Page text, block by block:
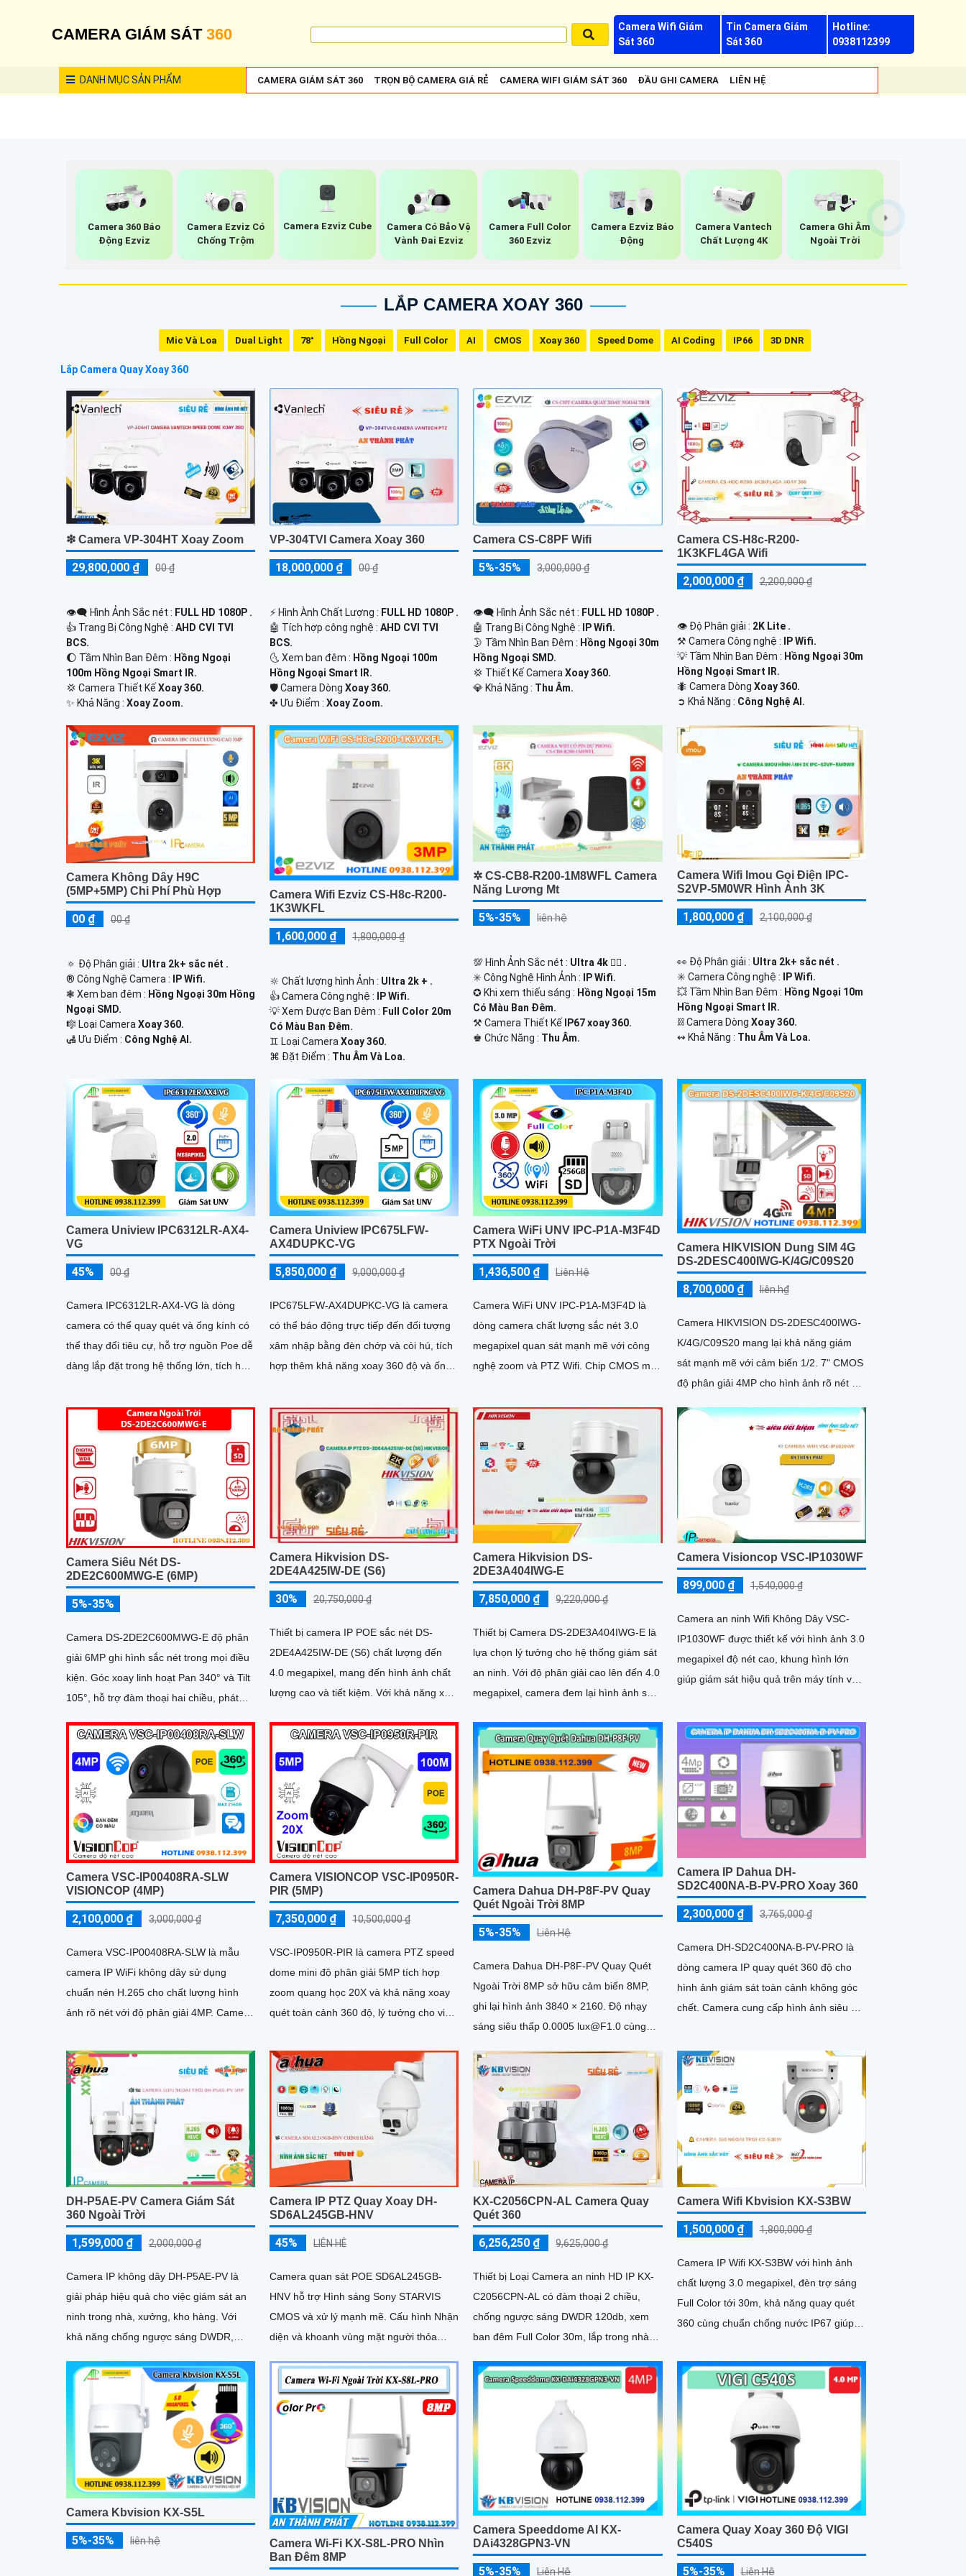
CAMERA GIÁM SÁT 360
Camera Wifi Giám
Sát 360
Tin Camera Giám
Sát 360
Hotline:
0938112399
DANH MỤCSẢN PHẨM CAMERA GIÁM SÁT 360 TRỌN BỘ CAMERA GIÁ RẺ CAMERA WIFI GIÁM SÁT 360 ĐẦU GHI CAMERA LIÊN HỆ
Camera 360 Báo
Động Ezviz
Camera Ezviz Có
Chống Trộm
Camera Ezviz Cube
Camera Có Bảo Vệ
Vành Đai Ezviz
Camera Full Color
360 Ezviz
Camera Ezviz Báo
Động
Camera Vantech
Chất Lượng 4K
Camera Ghi Âm
Ngoài Trời
LẮP CAMERA XOAY 360
Mic Và Loa Dual Light 78° Hồng Ngoại Full Color AI CMOS Xoay 360 Speed Dome AI Coding IP66 3D DNR
Lắp Camera Quay Xoay 360
❇ Camera VP-304HT Xoay Zoom
29,800,000 ₫ 00 ₫
👁️‍🗨 Hình Ảnh Sắc nét : FULL HD 1080P .
👍 Trang Bị Công Nghệ : AHD CVI TVI
BCS.
🌔 Tầm Nhìn Ban Đêm : Hồng Ngoại
100m Hồng Ngoại Smart IR.
💢 Camera Thiết Kế Xoay 360.
️✨ Khả Năng : Xoay Zoom.
VP-304TVI Camera Xoay 360
18,000,000 ₫ 00 ₫
️⚡ Hình Ành Chất Lượng : FULL HD 1080P .
🤖️ Tích hợp công nghệ :AHD CVI TVI
BCS.
🌜 Xem ban đêm : Hồng Ngoại 100m
Hồng Ngoại Smart IR.
🛡 Camera DòngXoay 360.
️✤ Ưu Điểm :Xoay Zoom.
Camera CS-C8PF Wifi
5%-35% 3,000,000 ₫
👁️‍🗨 Hình Ảnh Sắc nét : FULL HD 1080P .
🤖️ Trang Bị Công Nghệ :
IP Wifi.
🌛 Tầm Nhìn Ban Đêm : Hồng Ngoại 30m
Hồng Ngoại SMD.
💢 Thiết Kế CameraXoay 360.
️💎 Khả Năng : Thu Âm.
Camera CS-H8c-R200-
1K3KFL4GA Wifi
2,000,000 ₫ 2,200,000 ₫
👁 Độ Phân giải : 2K Lite .
⚒ Camera Công nghệ :
IP Wifi.
💡 Tầm Nhìn Ban Đêm : Hồng Ngoại 30m
Hồng Ngoại Smart IR.
🐜 Camera Dòng Xoay 360.
️➲ Khả Năng : Công Nghệ AI.
Camera Không Dây H9C
(5MP+5MP) Chi Phí Phù Hợp
00 ₫ 00 ₫
🔅 Độ Phân giải : Ultra 2k+ sắc nét .
®️ Công Nghệ Camera :
IP Wifi.
❃ Xem ban đêm : Hồng Ngoại 30m Hồng
Ngoại SMD.
🎼️ Loại Camera Xoay 360.
️🛃 Ưu Điểm : Công Nghệ AI.
Camera Wifi Ezviz CS-H8c-R200-
1K3WKFL
1,600,000 ₫ 1,800,000 ₫
🔆 Chất lượng hình Ảnh : Ultra 2k + .
👍 Camera Công nghệ :
IP Wifi.
💡 Xem Được Ban Đêm : Full Color 20m
Có Màu Ban Ðêm.
♊ Loại CameraXoay 360.
️⌘ Đặt Điểm : Thu Âm Và Loa.
✲ CS-CB8-R200-1M8WFL Camera
Năng Lương Mt
5%-35% liên hệ
💯 Hình Ảnh Sắc nét : Ultra 4k 👍🏾 .
✳️ Công Nghệ Hình Ảnh :
IP Wifi.
✪ Khi xem thiếu sáng : Hồng Ngoại 15m
Có Màu Ban Ðêm.
⚒ Camera Thiết Kế
IP67 xoay 360.
️♚ Chức Năng : Thu Âm.
Camera Wifi Imou Gọi Điện IPC-
S2VP-5M0WR Hình Ảnh 3K
1,800,000 ₫ 2,100,000 ₫
️👀 Độ Phân giải : Ultra 2k+ sắc nét .
✳️ Camera Công nghệ :
IP Wifi.
💥 Tầm Nhìn Ban Đêm : Hồng Ngoại 10m
Hồng Ngoại Smart IR.
⛓ Camera Dòng Xoay 360.
️↭ Khả Năng : Thu Âm Và Loa.
Camera Uniview IPC6312LR-AX4-
VG
45% 00 ₫
Camera IPC6312LR-AX4-VG là dòng
camera có thể quay quét và ống kính có
thể thay đổi tiêu cự, hỗ trợ nguồn Poe dễ
dàng lắp đặt trong hệ thống lớn, tích hợp
tiếp, chống ngược sáng WDR 120db, có
thể hoạt động độc lập nhờ ke cắm thẻ
nhớ 256GB
Camera Uniview IPC675LFW-
AX4DUPKC-VG
5,850,000 ₫ 9,000,000 ₫
IPC675LFW-AX4DUPKC-VG là camera
có thể báo động trực tiếp đến đối tượng
xâm nhập bằng đèn chớp và còi hú, tích
hợp thêm khả năng xoay 360 độ và ống
minh như năng ngăn chăn xâm nhập
thông minh tránh được tính trạng báo
Camera WiFi UNV IPC-P1A-M3F4D
PTX Ngoài Trời
1,436,500 ₫ Liên Hệ
Camera WiFi UNV IPC-P1A-M3F4D là
dòng camera chất lượng sắc nét 3.0
megapixel quan sát mạnh mẽ với công
nghệ zoom và PTZ Wifi. Chip CMOS màu
ngoại 30m
Camera HIKVISION Dung SIM 4G
DS-2DESC400IWG-K/4G/C09S20
8,700,000 ₫ liên h₫
Camera HIKVISION DS-2DESC400IWG-
K/4G/C09S20 mang lại khả năng giám
sát mạnh mẽ với cảm biến 1/2. 7" CMOS
độ phân giải 4MP cho hình ảnh rõ nét cả
Camera Siêu Nét DS-
2DE2C600MWG-E (6MP)
5%-35%
Camera DS-2DE2C600MWG-E độ phân
giải 6MP ghi hình sắc nét trong mọi điều
kiện. Góc xoay linh hoạt Pan 340° và Tilt
105°, hỗ trợ đàm thoại hai chiều, phát
đêm có màu với đèn ánh sáng trắng
30m, lưu trữ lên tới 512GB, phù hợp
giám sát toàn diện
Camera Hikvision DS-
2DE4A425IW-DE (S6)
30% 20,750,000 ₫
Thiết bị camera IP POE sắc nét DS-
2DE4A425IW-DE (S6) chất lượng đến
4.0 megapixel, mang đến hình ảnh chất
lượng cao và tiết kiệm. Với khả năng xem
Camera Hikvision DS-
2DE3A404IWG-E
7,850,000 ₫ 9,220,000 ₫
Thiết bị Camera DS-2DE3A404IWG-E là
lựa chọn lý tưởng cho hệ thống giám sát
an ninh. Với độ phân giải cao lên đến 4.0
megapixel, camera đem lại hình ảnh sắc
Camera Visioncop VSC-IP1030WF
899,000 ₫ 1,540,000 ₫
Camera an ninh Wifi Không Dây VSC-
IP1030WF được thiết kế với hình ảnh 3.0
megapixel độ nét cao, khung hình lớn
giúp giám sát hiệu quả trên máy tính và
Camera VSC-IP00408RA-SLW
VISIONCOP (4MP)
2,100,000 ₫ 3,000,000 ₫
Camera VSC-IP00408RA-SLW là mẫu
camera IP WiFi không dây sử dụng
chuẩn nén H.265 cho chất lượng hình
ảnh rõ nét với độ phân giải 4MP. Camera
Camera VISIONCOP VSC-IP0950R-
PIR (5MP)
7,350,000 ₫ 10,500,000 ₫
VSC-IP0950R-PIR là camera PTZ speed
dome mini độ phân giải 5MP tích hợp
zoom quang học 20X và khả năng xoay
quét toàn cảnh 360 độ, lý tưởng cho việc
trường học. Camera được trang bị hồng
ngoại tầm xa lên đến 100m, đạt chuẩn
chống nước và bụi IP66 cùng khả năng
chống va đập IK10, đảm bảo vận hành
ổn định trong điều kiện môi trường khắc
nghiệt
Camera Dahua DH-P8F-PV Quay
Quét Ngoài Trời 8MP
5%-35% Liên Hệ
Camera Dahua DH-P8F-PV Quay Quét
Ngoài Trời 8MP sở hữu cảm biến 8MP,
ghi lại hình ảnh 3840 × 2160. Độ nhạy
sáng siêu thấp 0.0005 lux@F1.0 cùng
Camera IP Dahua DH-
SD2C400NA-B-PV-PRO Xoay 360
2,300,000 ₫ 3,765,000 ₫
Camera DH-SD2C400NA-B-PV-PRO là
dòng camera IP quay quét 360 độ cho
hình ảnh giám sát toàn cảnh không góc
chết. Camera cung cấp hình ảnh siêu nét
trợ công nghệ phát hiện người SMD 3
DH-P5AE-PV Camera Giám Sát
360 Ngoài Trời
1,599,000 ₫ 2,000,000 ₫
Camera IP không dây DH-P5AE-PV là
giải pháp hiệu quả cho việc giám sát an
ninh trong nhà, xưởng, kho hàng. Với
khả năng chống ngược sáng DWDR,
trong điều kiện ánh sáng yếu
Camera IP PTZ Quay Xoay DH-
SD6AL245GB-HNV
45% LIÊN HỆ
Camera quan sát POE SD6AL245GB-
HNV hỗ trợ Hình sáng Sony STARVIS
CMOS và xử lý mạnh mẽ. Cấu hình Nhận
diện và khoanh vùng mặt người thỏa
KX-C2056CPN-AL Camera Quay
Quét 360
6,256,250 ₫ 9,625,000 ₫
Thiết bị Loại Camera an ninh HD IP KX-
C2056CPN-AL có đàm thoại 2 chiều,
chống ngược sáng DWDR 120db, xem
ban đêm Full Color 30m, lắp trong nhà
Camera Wifi Kbvision KX-S3BW
1,500,000 ₫ 1,800,000 ₫
Camera IP Wifi KX-S3BW với hình ảnh
chất lượng 3.0 megapixel, đèn trợ sáng
Full Color tới 30m, khả năng quay quét
360 cùng chuẩn chống nước IP67 giúp
Camera Kbvision KX-S5L
5%-35% liên hệ
Camera Wi-Fi KX-S8L-PRO Nhìn
Ban Đêm 8MP
Camera Speeddome AI KX-
DAi4328GPN3-VN
5%-35% Liên Hệ
Camera Quay Xoay 360 Độ VIGI
C540S
5%-35% Liên Hệ